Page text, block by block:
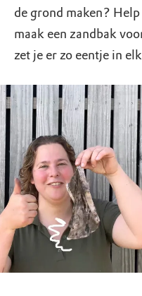
de grond maken?
maak een zandbak
zet je er zo eentje in